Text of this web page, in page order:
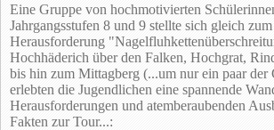
Eine Gruppe von hochmotivierten
Jahrgangsstufen 8 und 9 stellte sich gleich
Herausforderung
Hochhäderich über den Falken, Hochgrat,
bis hin zum Mittagberg (...um nur ein paar
erlebten die Jugendlichen eine spannende
Herausforderungen und atemberaubenden
Fakten zur Tour...: